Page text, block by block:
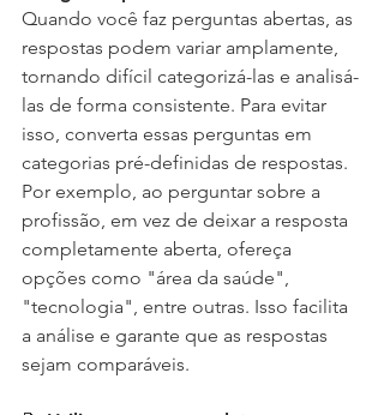
Quando você faz perguntas abertas, as
respostas podem variar amplamente,
tornando difícil categorizá-las e analisá-
las de forma consistente. Para evitar
isso, converta essas perguntas em
categorias pré-definidas de respostas.
Por exemplo, ao perguntar sobre a
profissão, em vez de deixar a resposta
completamente aberta, ofereça
opções como "área da saúde",
"tecnologia", entre outras. Isso facilita
a análise e garante que as respostas
sejam comparáveis.